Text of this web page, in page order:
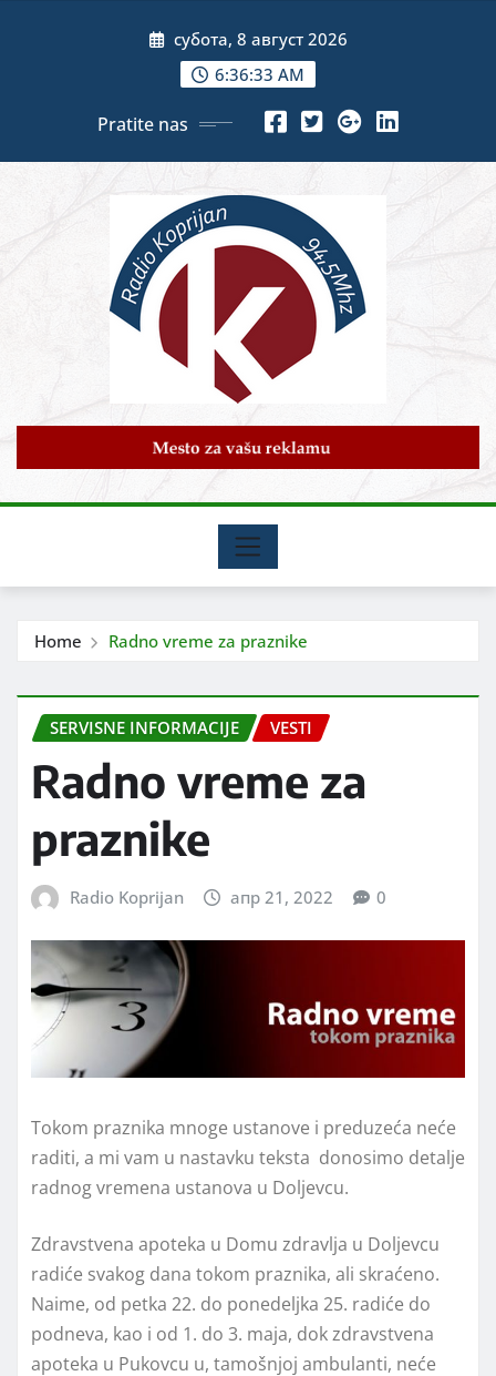
субота, 8 август 2026
6:36:35 AM
Pratite nas
Home Radno vreme za praznike
SERVISNE INFORMACIJE VESTI
Radno vreme za
praznike
Radio Koprijan апр 21, 2022 0
Tokom praznika mnoge ustanove i preduzeća neće
raditi, a mi vam u nastavku teksta donosimo detalje
radnog vremena ustanova u Doljevcu.
Zdravstvena apoteka u Domu zdravlja u Doljevcu
radiće svakog dana tokom praznika, ali skraćeno.
Naime, od petka 22. do ponedeljka 25. radiće do
podneva, kao i od 1. do 3. maja, dok zdravstvena
apoteka u Pukovcu u, tamošnjoj ambulanti, neće